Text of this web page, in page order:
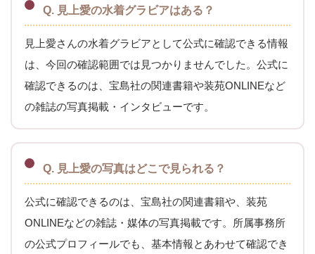
Q. 見上愛の水着グラビアはある？
見上愛さんの水着グラビアとして公式に確認できる情報
は、今回の確認範囲では見つかりませんでした。公式に
確認できるのは、宝島社の関連書籍や装苑ONLINEなど
の雑誌の写真掲載・インタビューです。
Q. 見上愛の写真はどこで見られる？
公式に確認できるのは、宝島社の関連書籍や、装苑
ONLINEなどの雑誌・媒体の写真掲載です。所属事務所
の公式プロフィールでも、基本情報とあわせて確認でき